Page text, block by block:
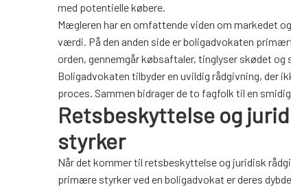
med potentielle købere.
Mægleren har en omfattende viden om markedet
værdi. På den anden side er boligadvokaten
orden, gennemgår købsaftaler, tinglyser skødet
Boligadvokaten tilbyder en uvildig rådgivning, der
proces. Sammen bidrager de to fagfolk til en
Retsbeskyttelse og
styrker
Når det kommer til retsbeskyttelse og juridisk
primære styrker ved en boligadvokat er deres